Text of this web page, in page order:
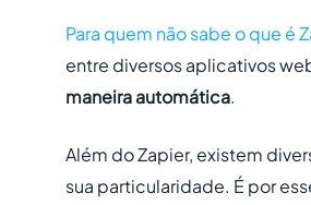
Para quem não sabe o que
entre diversos aplicativos
maneira automática.
Além do Zapier, existem
sua particularidade. É por